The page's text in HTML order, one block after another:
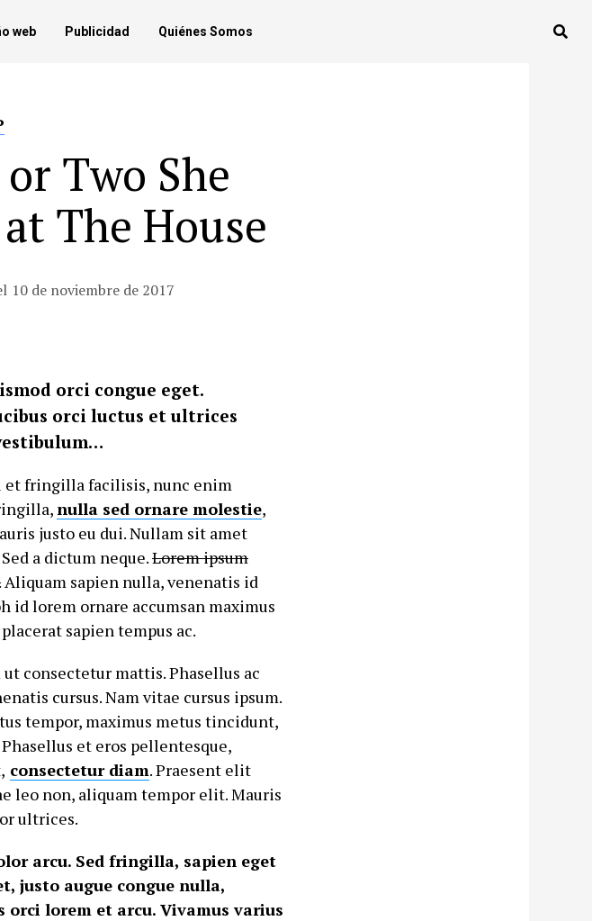
web Publicidad Quiénes Somos
Two She
The House
10 de noviembre de 2017
orci congue eget.
orci luctus et ultrices
et fringilla facilisis, nunc enim
nulla sed ornare molestie,
justo eu dui. Nullam sit amet
a dictum neque.Lorem ipsum
Aliquam sapien nulla, venenatis id
id lorem ornare accumsan maximus
sapien tempus ac.
consectetur mattis. Phasellus ac
cursus. Nam vitae cursus ipsum.
tempor, maximus metus tincidunt,
et eros pellentesque,
consectetur diam. Praesent elit
leo non, aliquam tempor elit. Mauris
ultrices.
arcu. Sed fringilla, sapien eget
justo augue congue nulla,
orci lorem et arcu. Vivamus varius